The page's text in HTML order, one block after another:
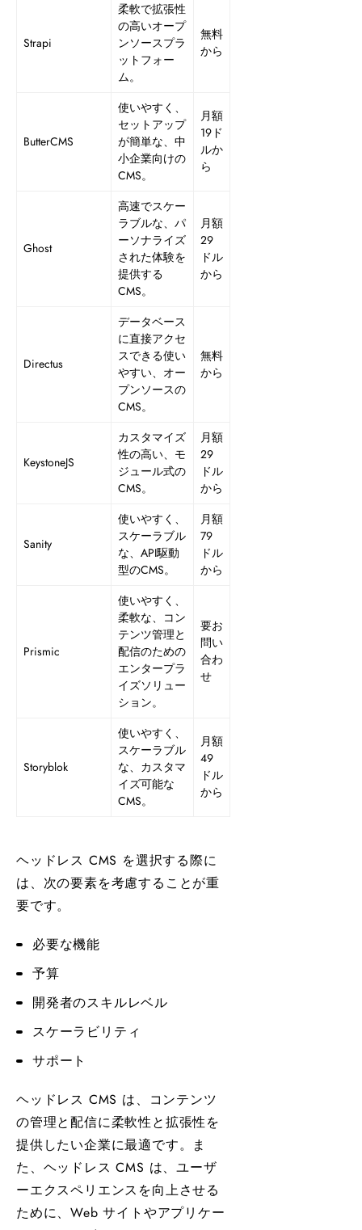
Strapi
柔軟で拡張性
の高いオープ
ンソースプラ
ットフォー
ム。
無料
から
ButterCMS
使いやすく、
セットアップ
が簡単な、中
小企業向けの
CMS。
月額
19ド
ルか
ら
Ghost
高速でスケー
ラブルな、パ
ーソナライズ
された体験を
提供する
CMS。
月額
29
ドル
から
Directus
データベース
に直接アクセ
スできる使い
やすい、オー
プンソースの
CMS。
無料
から
KeystoneJS
カスタマイズ
性の高い、モ
ジュール式の
CMS。
月額
29
ドル
から
Sanity
使いやすく、
スケーラブル
な、API駆動
型のCMS。
月額
79
ドル
から
Prismic
使いやすく、
柔軟な、コン
テンツ管理と
配信のための
エンタープラ
イズソリュー
ション。
要お
問い
合わ
せ
Storyblok
使いやすく、
スケーラブル
な、カスタマ
イズ可能な
CMS。
月額
49
ドル
から
ヘッドレス CMS を選択する際に
は、次の要素を考慮することが重
要です。
必要な機能
予算
開発者のスキルレベル
スケーラビリティ
サポート
ヘッドレス CMS は、コンテンツ
の管理と配信に柔軟性と拡張性を
提供したい企業に最適です。ま
た、ヘッドレス CMS は、ユーザ
ーエクスペリエンスを向上させる
ために、Web サイトやアプリケー